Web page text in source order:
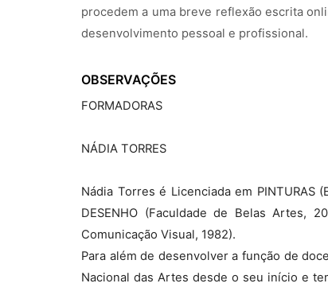
procedem a uma breve reflexão escrita
desenvolvimento pessoal e profissional.
OBSERVAÇÕES
FORMADORAS
NÁDIA TORRES
Nádia Torres é Licenciada em PINTURAS
DESENHO (Faculdade de Belas Artes,
Comunicação Visual, 1982).
Para além de desenvolver a função de
Nacional das Artes desde o seu início e